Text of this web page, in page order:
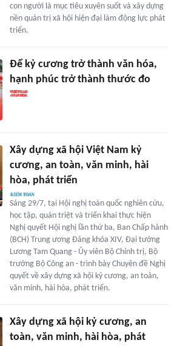
con người là mục tiêu xuyên suốt và xây dựng
nền quản trị xã hội hiện đại làm động lực phát
triển.
Để kỷ cương trở thành văn hóa,
hạnh phúc trở thành thước đo
Xây dựng xã hội Việt Nam kỷ
cương, an toàn, văn minh, hài
hòa, phát triển
Sáng 29/7, tại Hội nghị toàn quốc nghiên cứu,
học tập, quán triệt và triển khai thực hiện
Nghị quyết Hội nghị lần thứ ba, Ban Chấp hành
(BCH) Trung ương Đảng khóa XIV, Đại tướng
Lương Tam Quang - Ủy viên Bộ Chính trị, Bộ
trưởng Bộ Công an - trình bày Chuyên đề Nghị
quyết về xây dựng xã hội kỷ cương, an toàn,
văn minh, hài hòa, phát triển.
Xây dựng xã hội kỷ cương, an
toàn, văn minh, hài hòa, phát